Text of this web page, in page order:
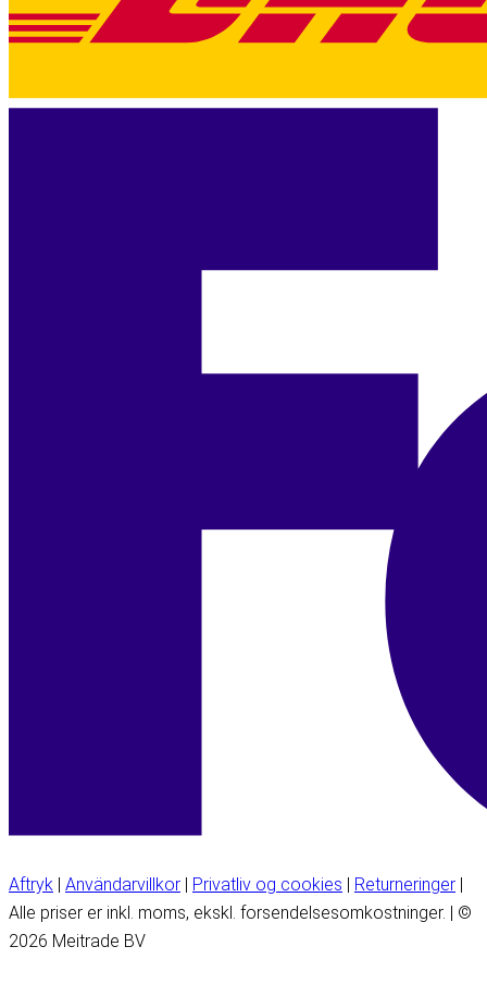
Aftryk | Användarvillkor | Privatliv og cookies | Returneringer |
Alle priser er inkl. moms, ekskl. forsendelsesomkostninger. | ©
2026 Meitrade BV